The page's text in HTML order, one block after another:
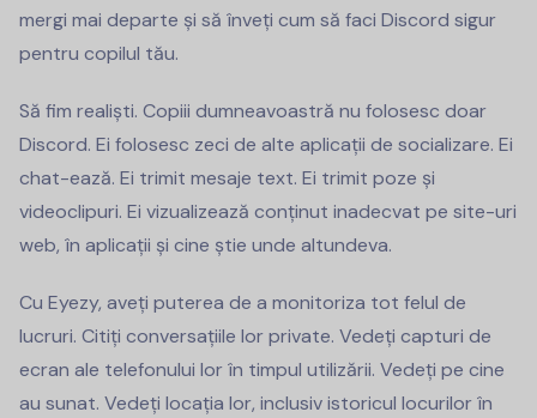
mergi mai departe și să înveți cum să faci Discord sigur
pentru copilul tău.
Să fim realiști. Copiii dumneavoastră nu folosesc doar
Discord. Ei folosesc zeci de alte aplicații de socializare. Ei
chat-ează. Ei trimit mesaje text. Ei trimit poze și
videoclipuri. Ei vizualizează conținut inadecvat pe site-uri
web, în aplicații și cine știe unde altundeva.
Cu Eyezy, aveți puterea de a monitoriza tot felul de
lucruri. Citiți conversațiile lor private. Vedeți capturi de
ecran ale telefonului lor în timpul utilizării. Vedeți pe cine
au sunat. Vedeți locația lor, inclusiv istoricul locurilor în